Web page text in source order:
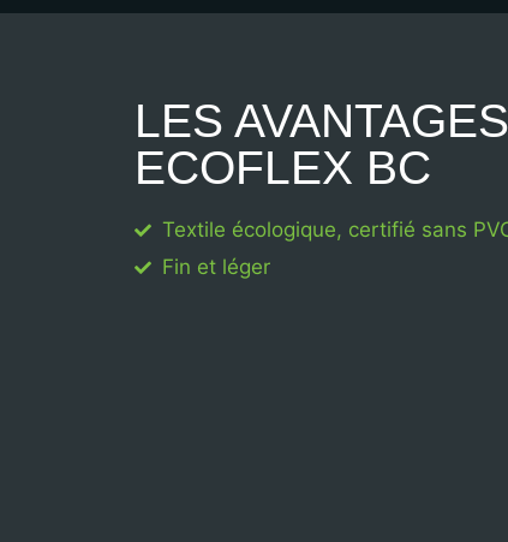
LES
ECOFLEX BC
Textile écologique, certifié sans
Fin et léger